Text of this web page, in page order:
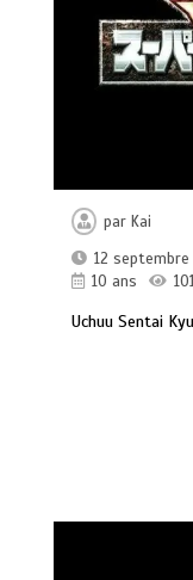
par Kai
12 septembre
10 ans
Uchuu Sentai